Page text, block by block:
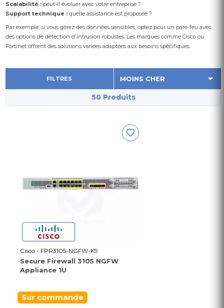
Scalabilité : peut-il évoluer avec votre entreprise ?
Support technique : quelle assistance est proposée ?
Par exemple, si vous gérez des données sensibles, optez pour un pare-feu avec
des options de détection d'intrusion robustes. Les marques comme Cisco ou
Fortinet offrent des solutions variées adaptées aux besoins spécifiques.
FILTRES
50 Produits
Cisco - FPR3105-NGFW-K9
Secure Firewall 3105 NGFW
Appliance 1U
Sur commande